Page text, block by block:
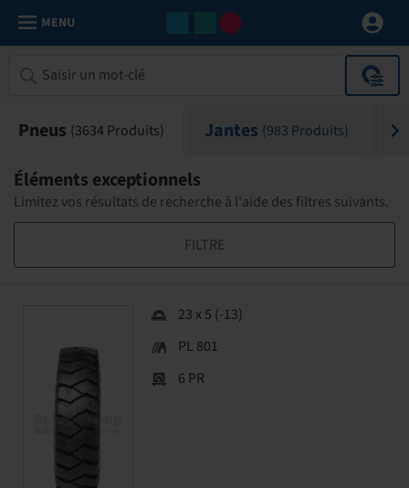
MENU
Pneus (3634 Produits) Jantes (983 Produits)
Éléments exceptionnels
Limitez vos résultats de recherche à l'aide des filtres suivants.
FILTRE
23 x 5 (-13)
PL 801
6 PR